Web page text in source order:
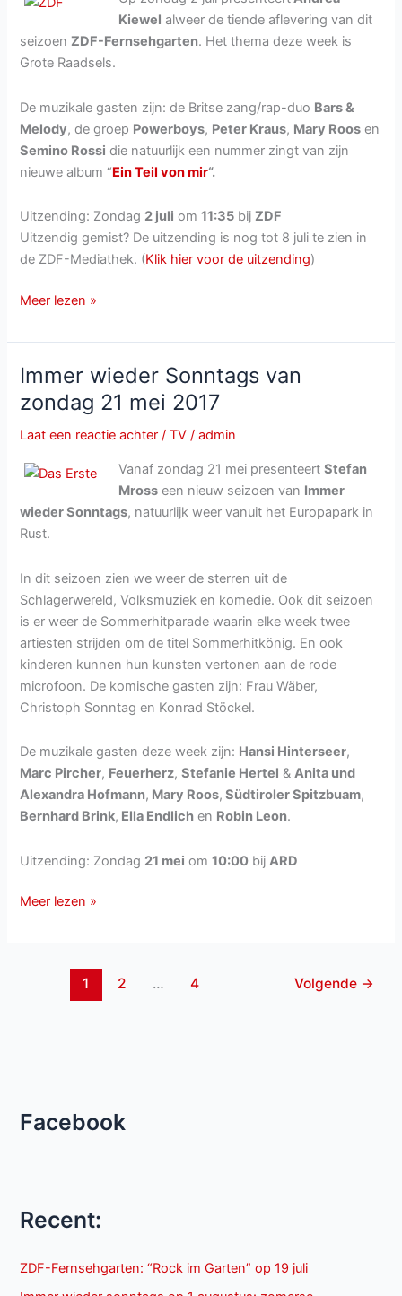
Kiewel alweer de tiende aflevering van dit
seizoenZDF-Fernsehgarten. Het thema deze week is
Grote Raadsels.
De muzikale gasten zijn: de Britse zang/rap-duo Bars &
Melody, de groep Powerboys, Peter Kraus, Mary Roos en
Semino Rossi die natuurlijk een nummer zingt van zijn
nieuwe album “Ein Teil von mir“.
Uitzending: Zondag 2 juli om11:35 bijZDF
Uitzendig gemist? De uitzending is nog tot 8 juli te zien in
de ZDF-Mediathek. (Klik hier voor de uitzending)
ZDF-
van
zondag
2
juli
Meer lezen »
Immer wieder Sonntags van
zondag 21 mei 2017
Laat een reactie achter /TV /admin
Vanaf zondag 21 mei presenteertStefan
Mross een nieuw seizoen van Immer
wieder Sonntags, natuurlijk weer vanuit het Europapark in
Rust.
In dit seizoen zien we weer de sterren uit de
Schlagerwereld, Volksmuziek en komedie. Ook dit seizoen
is er weer de Sommerhitparade waarin elke week twee
artiesten strijden om de titel Sommerhitkönig. En ook
kinderen kunnen hun kunsten vertonen aan de rode
microfoon. De komische gasten zijn: Frau Wäber,
Christoph Sonntag en Konrad Stöckel.
De muzikale gasten deze week zijn: Hansi Hinterseer,
Marc Pircher, Feuerherz,Stefanie Hertel &Anita und
Alexandra Hofmann, Mary Roos, Südtiroler Spitzbuam,
Bernhard Brink, Ella Endlich en Robin Leon.
Uitzending: Zondag 21 mei om10:00 bij ARD
Immer
Meer lezen »
1 2 … 4 Volgende →
Facebook
Recent:
ZDF-Fernsehgarten: “Rock im Garten” op 19 juli